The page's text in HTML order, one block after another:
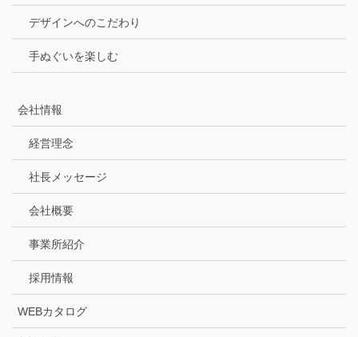
デザインへのこだわり
手ぬぐいを楽しむ
会社情報
経営理念
社長メッセージ
会社概要
事業所紹介
採用情報
WEBカタログ